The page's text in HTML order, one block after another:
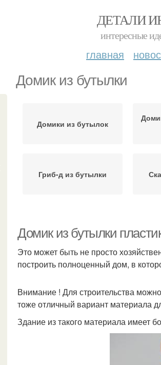
ДЕТАЛИ
интересные
главная
Домик из бутылки
Домики из бутылок
Гриб-д из бутылки
Домик из бутылки
Это может быть не просто
построить полноценный дом, в
Внимание ! Для строительства
тоже отличный вариант материала
Здание из такого материала имеет